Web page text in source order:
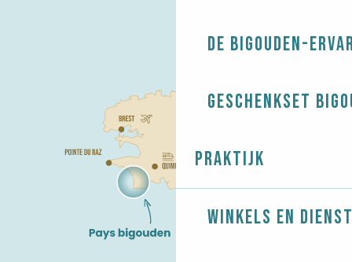
De Bigouden-
Geschenkset
Praktijk
Winkels en